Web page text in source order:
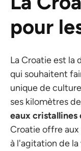
pour
La Croatie est la
qui souhaitent
unique de
ses kilomètres de
eaux
Croatie offre
à l'agitation de